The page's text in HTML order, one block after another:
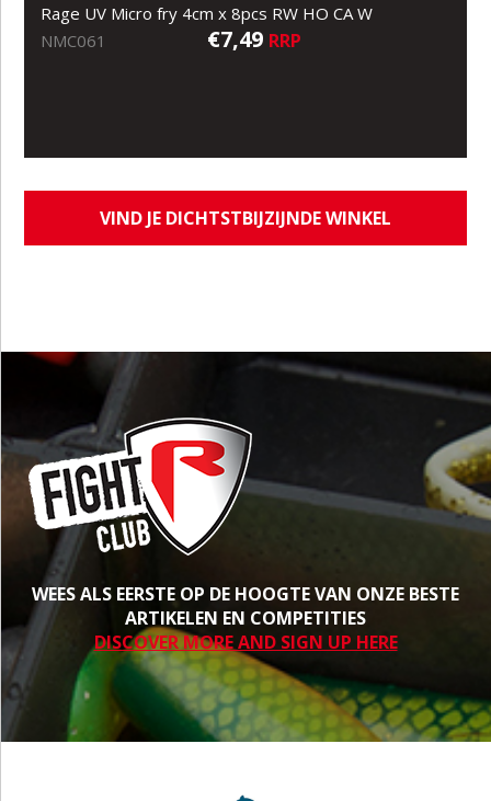
Rage UV Micro fry 4cm x 8pcs RW HO CA W
NMC061
€7,49 RRP
VIND JE DICHTSTBIJZIJNDE WINKEL
WEES ALS EERSTE OP DE HOOGTE VAN ONZE BESTE
ARTIKELEN EN COMPETITIES
DISCOVER MORE AND SIGN UP HERE